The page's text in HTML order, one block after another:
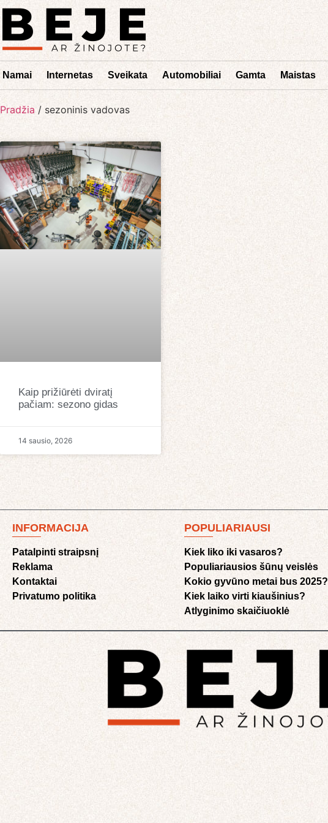
Namai Internetas Sveikata Automobiliai Gamta Maistas
Pradžia / sezoninis vadovas
Kaip prižiūrėti dviratį
pačiam: sezono gidas
14 sausio, 2026
INFORMACIJA
Patalpinti straipsnį
Reklama
Kontaktai
Privatumo politika
POPULIARIAUSI
Kiek liko iki vasaros?
Populiariausios šūnų veislės
Kokio gyvūno metai bus 2025?
Kiek laiko virti kiaušinius?
Atlyginimo skaičiuoklė​